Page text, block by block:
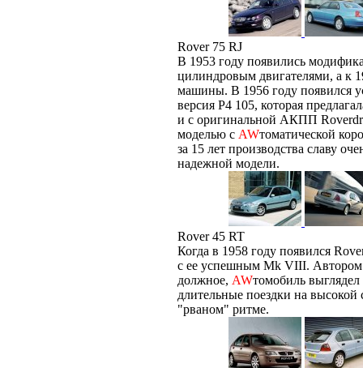
Rover 75 RJ
В 1953 году появились
цилиндровым двигателями, а к
машины. В 1956 году появился
версия P4 105, которая
и с оригинальной АКПП
моделью с AWтоматической
за 15 лет производства славу
надежной модели.
Rover 45 RT
Когда в 1958 году появился
с ее успешным Mk VIII. Автором
должное, AWтомобиль
длительные поездки на высокой
"рваном" ритме.